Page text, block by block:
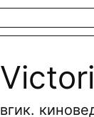
вгик.